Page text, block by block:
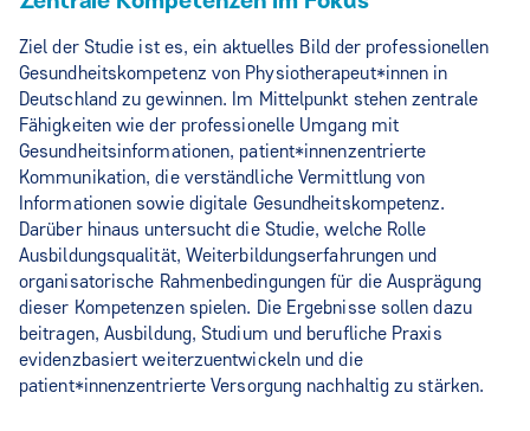
Ziel der Studie ist es, ein aktuelles Bild der professionellen
Gesundheitskompetenz von Physiotherapeut*innen in
Deutschland zu gewinnen. Im Mittelpunkt stehen zentrale
Fähigkeiten wie der professionelle Umgang mit
Gesundheitsinformationen, patient*innenzentrierte
Kommunikation, die verständliche Vermittlung von
Informationen sowie digitale Gesundheitskompetenz.
Darüber hinaus untersucht die Studie, welche Rolle
Ausbildungsqualität, Weiterbildungserfahrungen und
organisatorische Rahmenbedingungen für die Ausprägung
dieser Kompetenzen spielen. Die Ergebnisse sollen dazu
beitragen, Ausbildung, Studium und berufliche Praxis
evidenzbasiert weiterzuentwickeln und die
patient*innenzentrierte Versorgung nachhaltig zu stärken.